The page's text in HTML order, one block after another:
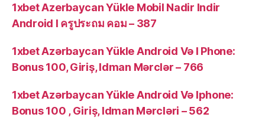
1xbet Azerbaycan Yükle Mobil Nadir Indir
Android I ครูประถม คอม – 387
1xbet Azərbaycan Yükle Android Və I Phone:
Bonus 100, Giriş, Idman Mərclər – 766
1xbet Azərbaycan Yükle Android Və Iphone:
Bonus 100 , Giriş, Idman Mərcləri – 562